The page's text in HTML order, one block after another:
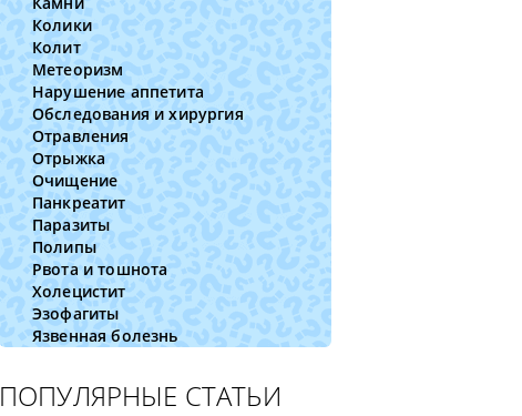
Колики
Колит
Метеоризм
Нарушение аппетита
Обследования и хирургия
Отравления
Отрыжка
Очищение
Панкреатит
Паразиты
Полипы
Рвота и тошнота
Холецистит
Эзофагиты
Язвенная болезнь
ПОПУЛЯРНЫЕ СТАТЬИ